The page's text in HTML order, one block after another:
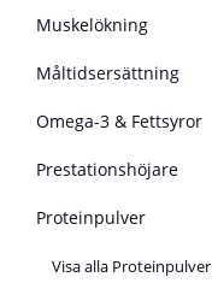
Muskelökning
Måltidsersättning
Omega-3 & Fettsyror
Prestationshöjare
Proteinpulver
Visa alla Proteinpulver